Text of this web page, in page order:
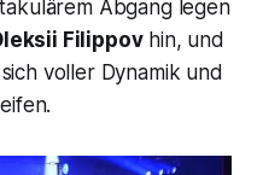
Abgang legen
Filippovhin, und
voller Dynamik und